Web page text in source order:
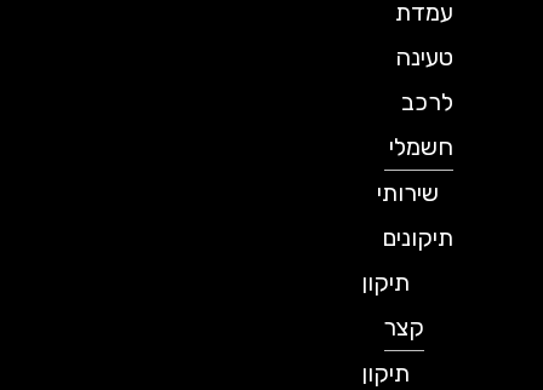
עמדת
טעינה
לרכב
חשמלי
שירותי
תיקונים
תיקון
תיקון